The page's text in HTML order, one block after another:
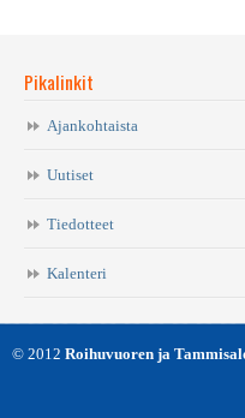
Pikalinkit
Ajankohtaista
Uutiset
Tiedotteet
Kalenteri
© 2012 Roihuvuoren ja